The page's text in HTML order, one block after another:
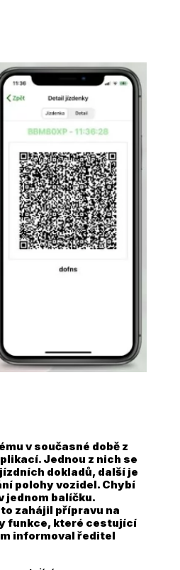
v současné době z
Jednou z nich se
dokladů, další je
polohy vozidel. Chybí
jednom balíčku.
zahájil přípravu na
funkce, které cestující
informoval ředitel